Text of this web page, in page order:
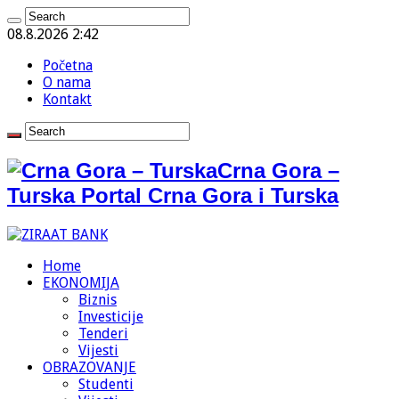
08.8.2026 2:42
Početna
O nama
Kontakt
Crna Gora –
Turska Portal Crna Gora i Turska
Home
EKONOMIJA
Biznis
Investicije
Tenderi
Vijesti
OBRAZOVANJE
Studenti